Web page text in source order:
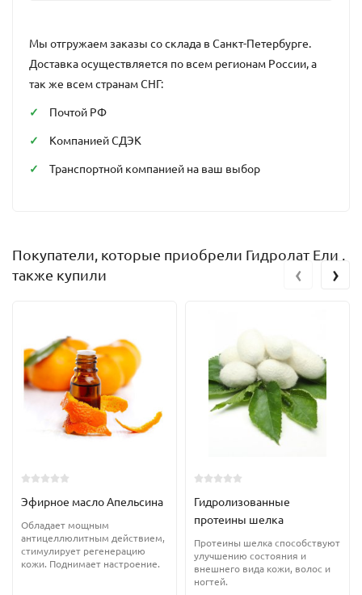
Мы отгружаем заказы со склада в Санкт-Петербурге.
Доставка осуществляется по всем регионам России, а
так же всем странам СНГ:
Почтой РФ
Компанией СДЭК
Транспортной компанией на ваш выбор
Покупатели, которые приобрели Гидролат Ели ,
также купили
Эфирное масло Апельсина
Обладает мощным
антицеллюлитным действием,
стимулирует регенерацию
кожи. Поднимает настроение.
Гидролизованные
протеины шелка
Протеины шелка способствуют
улучшению состояния и
внешнего вида кожи, волос и
ногтей.
‹ ›